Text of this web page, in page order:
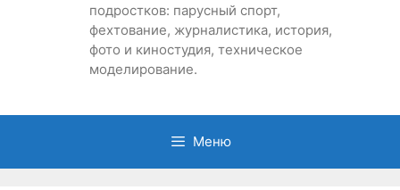
подростков: парусный спорт,
фехтование, журналистика, история,
фото и киностудия, техническое
моделирование.
Меню